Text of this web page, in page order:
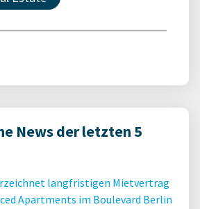
News der letzten 5
langfristigen Mietvertrag
Apartments im Boulevard Berlin